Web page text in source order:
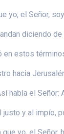
yo, el Señor,
diciendo
en estos
hacia
habla el
y al impío,